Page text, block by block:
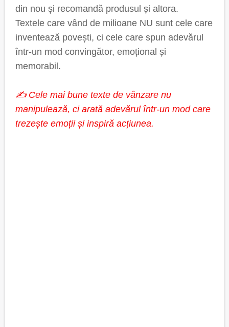
din nou și recomandă produsul și altora.
Textele care vând de milioane NU sunt cele care
inventează povești, ci cele care spun adevărul
într-un mod convingător, emoțional și
memorabil.
✍️ Cele mai bune texte de vânzare nu
manipulează, ci arată adevărul într-un mod care
trezește emoții și inspiră acțiunea.